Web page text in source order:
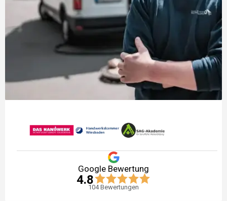
Google Bewertung
4.8
104Bewertungen